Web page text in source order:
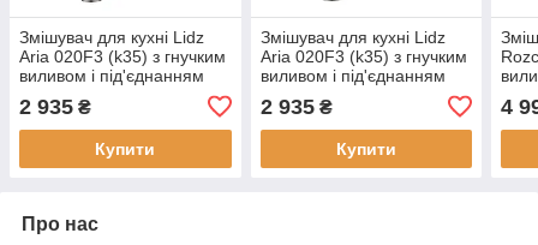
Змішувач для кухні Lidz
Aria 020F3 (k35) з гнучким
виливом і під'єднанням
LDARI020F3BGRP49568
Graphite/Black
2 935 ₴
Купити
Змішувач для кухні Lidz
Aria 020F3 (k35) з гнучким
виливом і під'єднанням
LDARI020F3GGRP49569
Graphite/Grey
2 935₴
Купити
4
Про нас